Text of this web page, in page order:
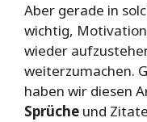
Aber gerade in
wichtig,
wieder
weiterzumachen.
haben wir diesen
Sprüche und